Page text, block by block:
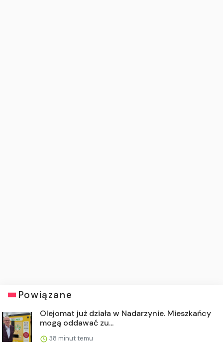
Powiązane
Olejomat już działa w Nadarzynie. Mieszkańcy
mogą oddawać zu...
38 minut temu